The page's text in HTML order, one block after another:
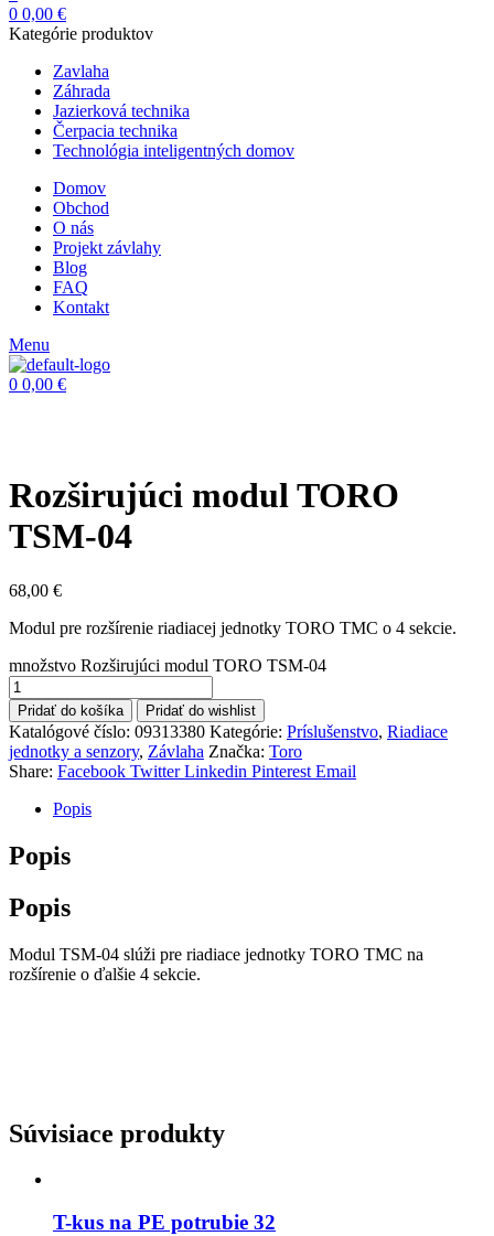
0 0,00 €
Kategórie produktov
Zavlaha
Záhrada
Jazierková technika
Čerpacia technika
Technológia inteligentných domov
Domov
Obchod
O nás
Projekt závlahy
Blog
FAQ
Kontakt
Menu
0 0,00 €
Rozširujúci modul TORO
TSM-04
68,00 €
Modul pre rozšírenie riadiacej jednotky TORO TMC o 4 sekcie.
množstvo Rozširujúci modul TORO TSM-04
Pridať do košíka Pridať do wishlist
Katalógové číslo: 09313380 Kategórie: Príslušenstvo, Riadiace
jednotky a senzory, Závlaha Značka: Toro
Share: Facebook Twitter Linkedin Pinterest Email
Popis
Popis
Popis
Modul TSM-04 slúži pre riadiace jednotky TORO TMC na
rozšírenie o ďalšie 4 sekcie.
Súvisiace produkty
T-kus na PE potrubie 32